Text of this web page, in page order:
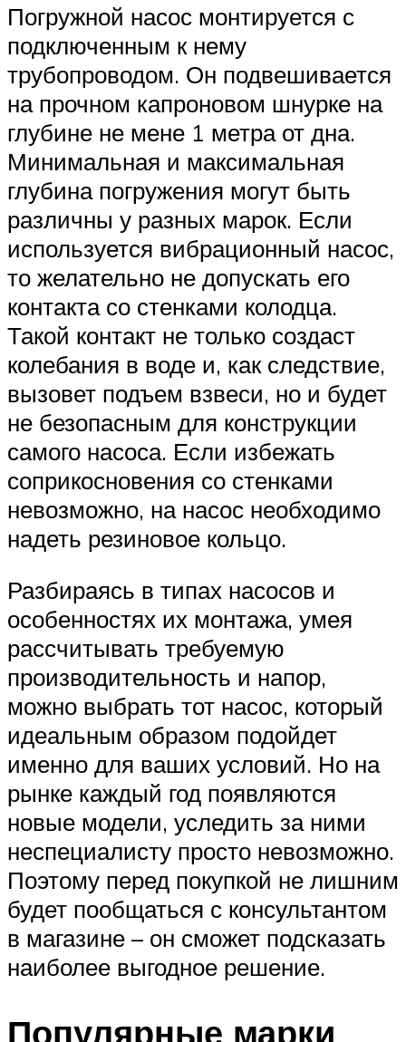
Погружной насос монтируется с
подключенным к нему
трубопроводом. Он подвешивается
на прочном капроновом шнурке на
глубине не мене 1 метра от дна.
Минимальная и максимальная
глубина погружения могут быть
различны у разных марок. Если
используется вибрационный насос,
то желательно не допускать его
контакта со стенками колодца.
Такой контакт не только создаст
колебания в воде и, как следствие,
вызовет подъем взвеси, но и будет
не безопасным для конструкции
самого насоса. Если избежать
соприкосновения со стенками
невозможно, на насос необходимо
надеть резиновое кольцо.
Разбираясь в типах насосов и
особенностях их монтажа, умея
рассчитывать требуемую
производительность и напор,
можно выбрать тот насос, который
идеальным образом подойдет
именно для ваших условий. Но на
рынке каждый год появляются
новые модели, уследить за ними
неспециалисту просто невозможно.
Поэтому перед покупкой не лишним
будет пообщаться с консультантом
в магазине – он сможет подсказать
наиболее выгодное решение.
Популярные марки